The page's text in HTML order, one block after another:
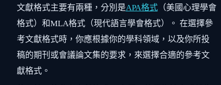
文獻格式主要有兩種，分別是APA格式（美國心理學會
格式）和MLA格式（現代語言學會格式）。 在選擇參
考文獻格式時，你應根據你的學科領域，以及你所投
稿的期刊或會議論文集的要求，來選擇合適的參考文
獻格式。